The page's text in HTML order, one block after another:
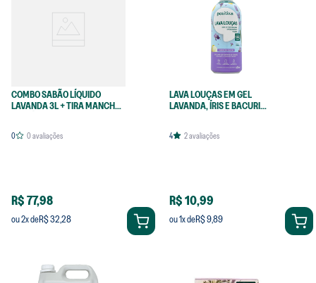
COMBO SABÃO LÍQUIDO
LAVANDA 3L + TIRA MANCHAS
0 0avaliações
R$ 77,98
ou2x deR$ 32,28
LAVA LOUÇAS EM GEL
LAVANDA, ÍRIS E BACURI
4 2avaliações
R$ 10,99
ou1x deR$ 9,89